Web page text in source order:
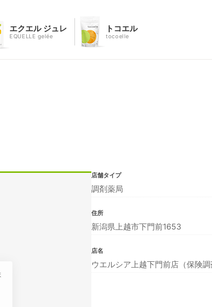
エクエル ジュレ
EQUELLE gelée
トコエル
tocoelle
店舗タイプ
調剤薬局
住所
新潟県上越市下門前1653
店名
ウエルシア上越下門前店（保険調